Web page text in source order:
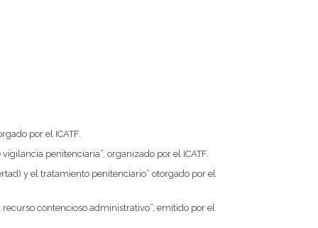
por el ICATF.
penitenciaria”, organizado por el ICATF.
y el tratamiento penitenciario” otorgado por el
contencioso administrativo”, emitido por el